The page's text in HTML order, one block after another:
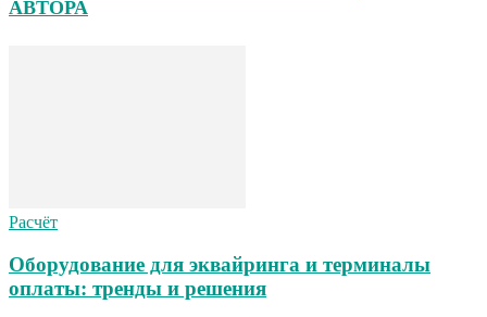
АВТОРА
Расчёт
Оборудование для эквайринга и терминалы
оплаты: тренды и решения